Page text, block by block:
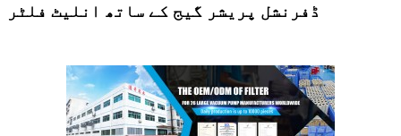
ڈفرنشل پریشر گیج کے ساتھ انلیٹ فلٹر